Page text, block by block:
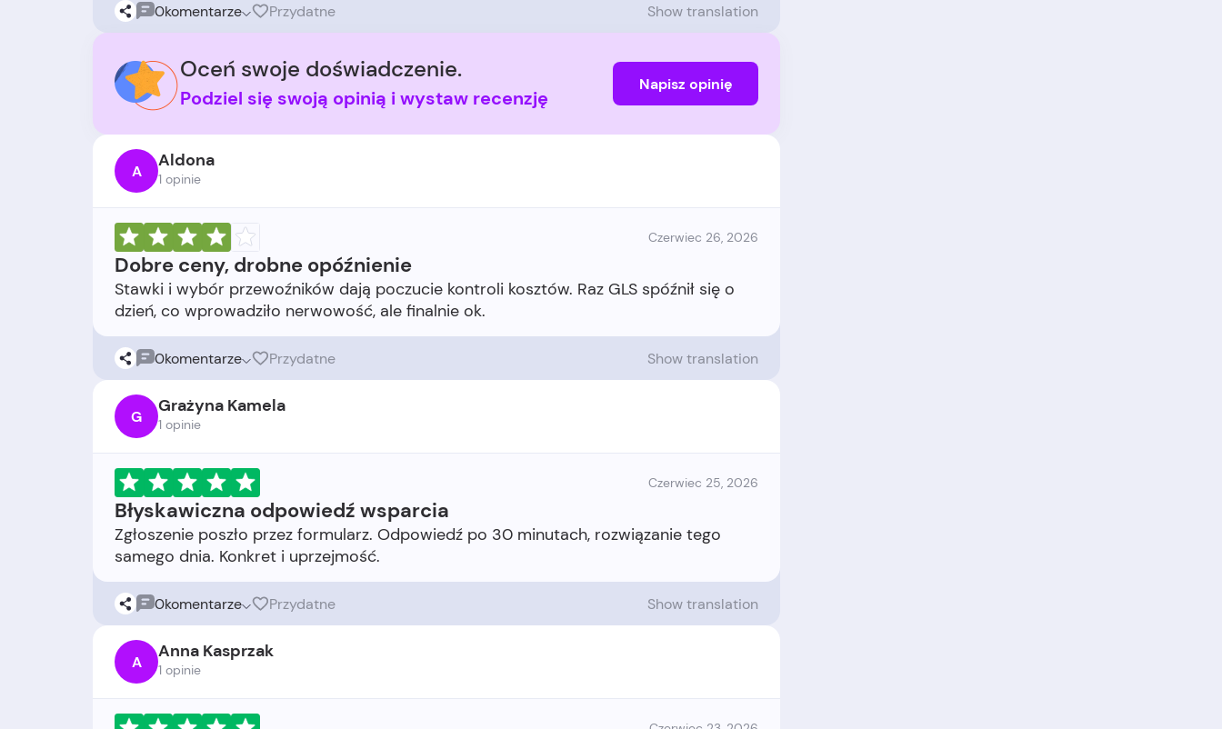
0komentarze Przydatne Show translation
Oceń swoje doświadczenie.
Podziel się swoją opinią i wystaw recenzję
Napisz opinię
A Aldona
1 opinie
Czerwiec 26, 2026
Dobre ceny, drobne opóźnienie
Stawki i wybór przewoźników dają poczucie kontroli kosztów. Raz GLS spóźnił się o
0komentarze Przydatne Show translation
G Grażyna Kamela
1 opinie
Czerwiec 25, 2026
Błyskawiczna odpowiedź wsparcia
Zgłoszenie poszło przez formularz. Odpowiedź po 30 minutach, rozwiązanie tego
0komentarze Przydatne Show translation
A Anna Kasprzak
1 opinie